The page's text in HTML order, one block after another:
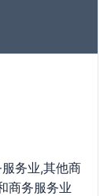
务业,其他商
商务服务业